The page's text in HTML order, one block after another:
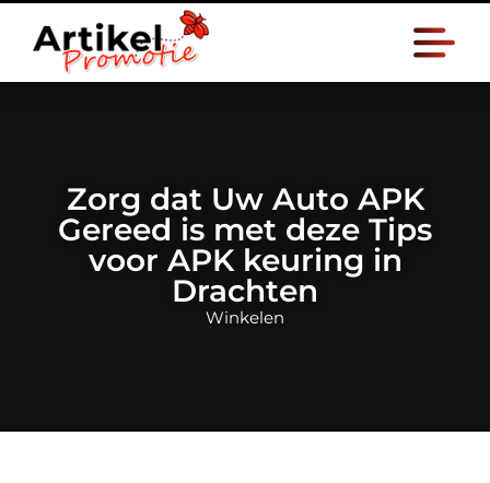
Zorg dat Uw Auto APK
Gereed is met deze Tips
voor APK keuring in
Drachten
Winkelen